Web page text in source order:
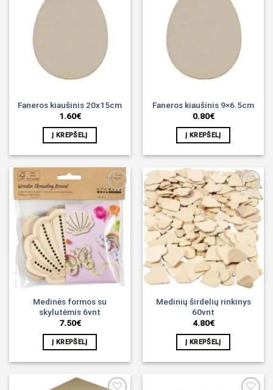
Noriu!
Faneros kiaušinis 20x15cm
1.60€
Į KREPŠELĮ
Noriu!
Faneros kiaušinis 9×6.5cm
0.80€
Į KREPŠELĮ
Noriu!
Medinės formos su
skylutėmis 6vnt
7.50€
Į KREPŠELĮ
Noriu!
Medinių širdelių rinkinys
60vnt
4.80€
Į KREPŠELĮ